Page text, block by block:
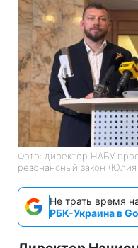
Фото: директор НАБУ
резонансный закон
Не трать время
РБК-Украина в